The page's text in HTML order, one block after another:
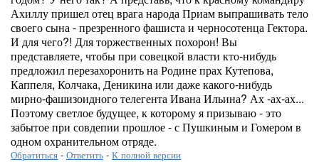
Ахиллу пришел отец врага народа Приам выпрашивать тело
своего сына - презренного фашиста и черносотенца Гектора.
И для чего?! Для торжественных похорон! Вы
представляете, чтобы при совецкой власти кто-нибудь
предложил перезахоронить на Родине прах Кутепова,
Каппеля, Колчака, Деникина или даже какого-нибудь
мирно-фашизоидного телегента Ивана Ильина? Ах -ах-ах...
Поэтому светлое будущее, к которому я призываю - это
забытое при совдепии прошлое - с Пушкиным и Гомером в
одном охранительном отряде.
Обратиться - Ответить - К полной версии